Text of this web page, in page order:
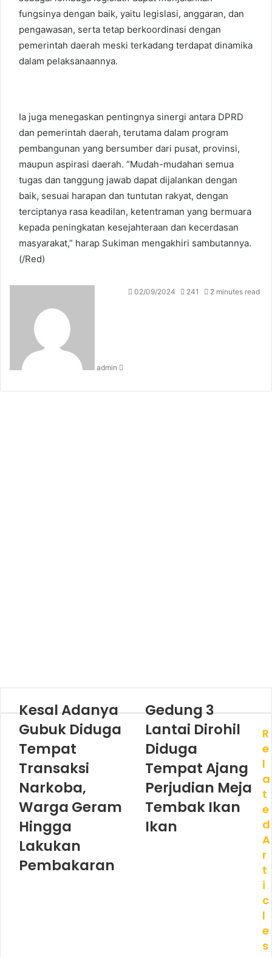
fungsinya dengan baik, yaitu legislasi, anggaran, dan
pengawasan, serta tetap berkoordinasi dengan
pemerintah daerah meski terkadang terdapat dinamika
dalam pelaksanaannya.
Ia juga menegaskan pentingnya sinergi antara DPRD
dan pemerintah daerah, terutama dalam program
pembangunan yang bersumber dari pusat, provinsi,
maupun aspirasi daerah. “Mudah-mudahan semua
tugas dan tanggung jawab dapat dijalankan dengan
baik, sesuai harapan dan tuntutan rakyat, dengan
terciptanya rasa keadilan, ketentraman yang bermuara
kepada peningkatan kesejahteraan dan kecerdasan
masyarakat,” harap Sukiman mengakhiri sambutannya.
(/Red)
admin
Send02/09/2024 241 2 minutes read
Kesal Adanya
Gubuk Diduga
Tempat
Transaksi
Narkoba,
Warga Geram
Hingga
Lakukan
Pembakaran
Gedung 3
Lantai Dirohil
Diduga
Tempat Ajang
Perjudian Meja
Tembak Ikan
Ikan
R
e
l
a
t
e
d
A
r
t
i
c
l
e
s